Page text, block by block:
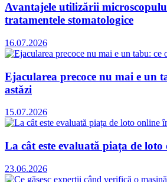
Avantajele utilizării
tratamentele stomatologice
16.07.2026
Ejacularea precoce nu mai e un
astăzi
15.07.2026
La cât este evaluată piața de
23.06.2026